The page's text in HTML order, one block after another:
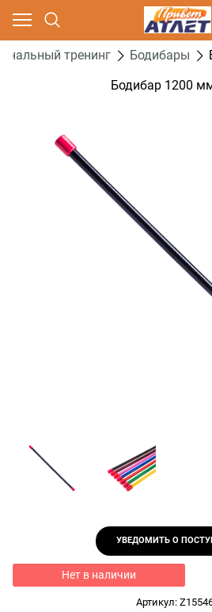
тренинг Бодибары
Бодибар 1200
УВЕДОМИТЬ О
Нет в наличии
Артикул:
Ваш город - Москва,
угадали?
ДА НЕТ